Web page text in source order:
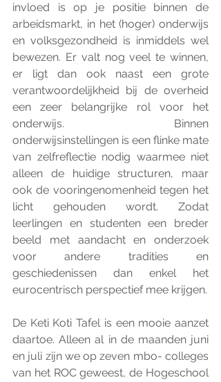
invloed is op je positie binnen de
arbeidsmarkt, in het (hoger) onderwijs
en volksgezondheid is inmiddels wel
bewezen. Er valt nog veel te winnen,
er ligt dan ook naast een grote
verantwoordelijkheid bij de overheid
een zeer belangrijke rol voor het
onderwijs. Binnen
onderwijsinstellingen is een flinke mate
van zelfreflectie nodig waarmee niet
alleen de huidige structuren, maar
ook de vooringenomenheid tegen het
licht gehouden wordt. Zodat
leerlingen en studenten een breder
beeld met aandacht en onderzoek
voor andere tradities en
geschiedenissen dan enkel het
De Keti Koti Tafel is een mooie aanzet
daartoe. Alleen al in de maanden juni
en juli zijn we op zeven mbo- colleges
van het ROC geweest, de Hogeschool